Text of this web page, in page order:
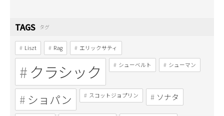
TAGS タグ
Liszt Rag エリックサティ
クラシック シューベルト シューマン
ショパン スコットジョプリン ソナタ